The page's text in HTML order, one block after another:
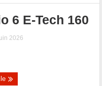
6 E-Tech 160
2026